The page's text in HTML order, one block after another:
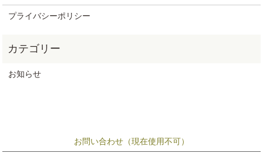
プライバシーポリシー
お知らせ
お問い合わせ（現在使用不可）